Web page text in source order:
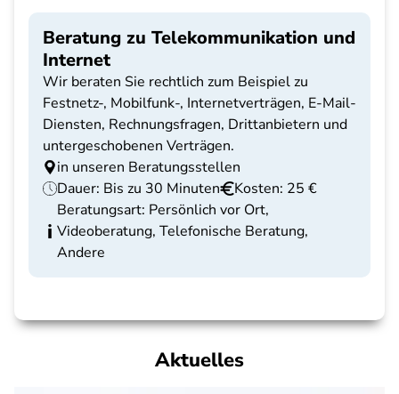
Beratung zu Telekommunikation und
Internet
Wir beraten Sie rechtlich zum Beispiel zu
Festnetz-, Mobilfunk-, Internetverträgen, E-Mail-
Diensten, Rechnungsfragen, Drittanbietern und
untergeschobenen Verträgen.
in unseren Beratungsstellen
Dauer: Bis zu 30 Minuten
Kosten: 25 €
Beratungsart: Persönlich vor Ort,
Videoberatung, Telefonische Beratung,
Andere
Aktuelles